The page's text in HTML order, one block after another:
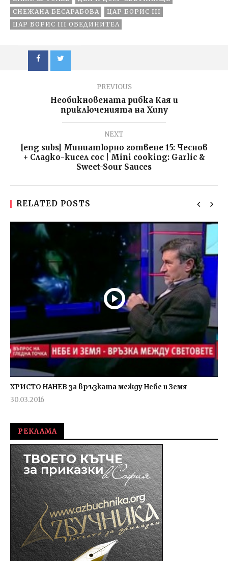
СНЕЖАНА БЕСАРАБОВА
ЦАР БОРИС III
ЦАР БОРИС III ОБЕДИНИТЕЛ
PREVIOUS
Необикновената рибка Кая и
приключенията на Хипу
NEXT
[eng subs] Миниатюрно готвене 15: Чеснов
+ Сладко-кисел сос | Mini cooking: Garlic &
Sweet-Sour Sauces
RELATED POSTS
ХРИСТО НАНЕВ за връзката между Небе и Земя
30.03.2016
РЕКЛАМА